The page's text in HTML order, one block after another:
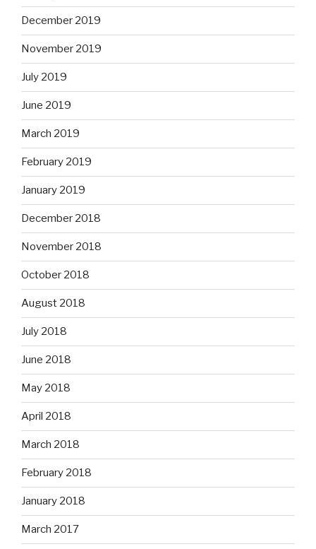
December 2019
November 2019
July 2019
June 2019
March 2019
February 2019
January 2019
December 2018
November 2018
October 2018
August 2018
July 2018
June 2018
May 2018
April 2018
March 2018
February 2018
January 2018
March 2017